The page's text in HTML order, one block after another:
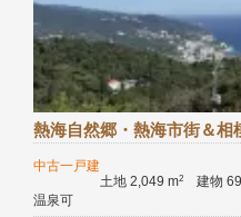
熱海自然郷・熱海市街＆相
中古一戸建
土地 2,049 m2 建物
温泉可